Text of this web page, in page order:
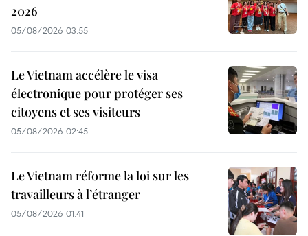
2026
05/08/2026 03:55
Le Vietnam accélère le visa
électronique pour protéger ses
citoyens et ses visiteurs
05/08/2026 02:45
Le Vietnam réforme la loi sur les
travailleurs à l’étranger
05/08/2026 01:41